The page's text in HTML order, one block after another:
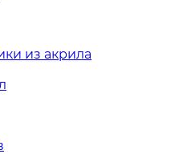
из акрила